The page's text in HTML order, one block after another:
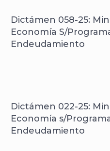
Dictámen 058-25:
Economía S/
Endeudamiento
Dictámen 022-25:
Economía s/
Endeudamiento